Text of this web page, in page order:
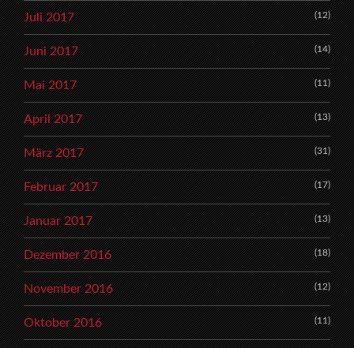
Juli 2017 (12)
Juni 2017 (14)
Mai 2017 (11)
April 2017 (13)
März 2017 (31)
Februar 2017 (17)
Januar 2017 (13)
Dezember 2016 (18)
November 2016 (12)
Oktober 2016 (11)